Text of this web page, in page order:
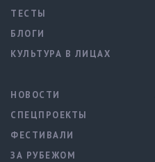
ТЕСТЫ
БЛОГИ
КУЛЬТУРА В ЛИЦАХ
НОВОСТИ
СПЕЦПРОЕКТЫ
ФЕСТИВАЛИ
ЗА РУБЕЖОМ